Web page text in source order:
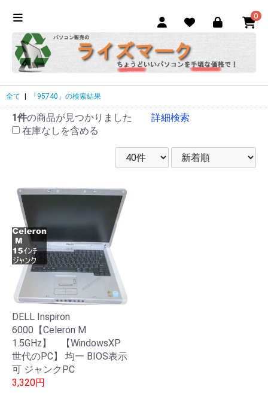
0
全て 「95740」の検索結果
1件の商品が見つかりました
詳細検索
在庫なしを含める
DELL Inspiron
6000【Celeron M
1.5GHz】 【WindowsXP
世代のPC】 均一 BIOS表示
可 ジャンクPC
3,320円